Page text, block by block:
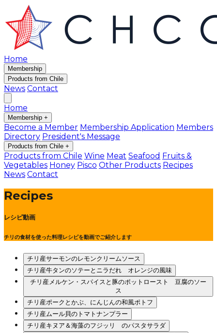
Home
Membership
Products from Chile
News Contact
Home
Membership +
Become a Member Membership Application Members
Directory President's Message
Products from Chile +
Products from Chile Wine Meat Seafood Fruits &
Vegetables Honey Pisco Other Products Recipes
News Contact
Recipes
レシピ動画
チリの食材を使った料理レシピを動画でご紹介します
チリ産サーモンのレモンクリームソース
チリ産牛タンのソテーとニラだれ オレンジの風味
チリ産メルケン・スパイスと豚のポットロースト 豆腐のソー
ス
チリ産ポークとかぶ、にんじんの和風ポトフ
チリ産ムール貝のトマトナンプラー
チリ産キヌア＆海藻のフジッリ のパスタサラダ